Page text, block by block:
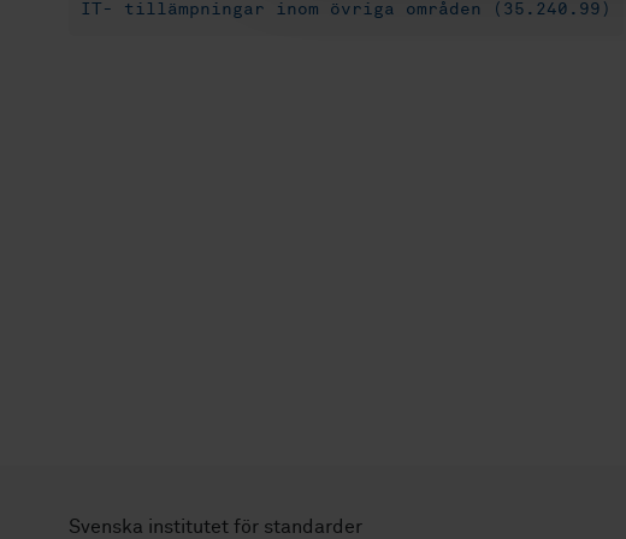
IT- tillämpningar inom övriga områden (35.240.99)
Svenska institutet för standarder